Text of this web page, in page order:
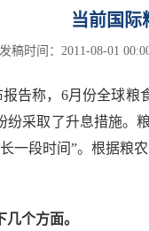
当前国际
发稿时间：2011-08-01
称，6月份全球粮
采取了升息措施
一段时间”。根据粮
个方面。